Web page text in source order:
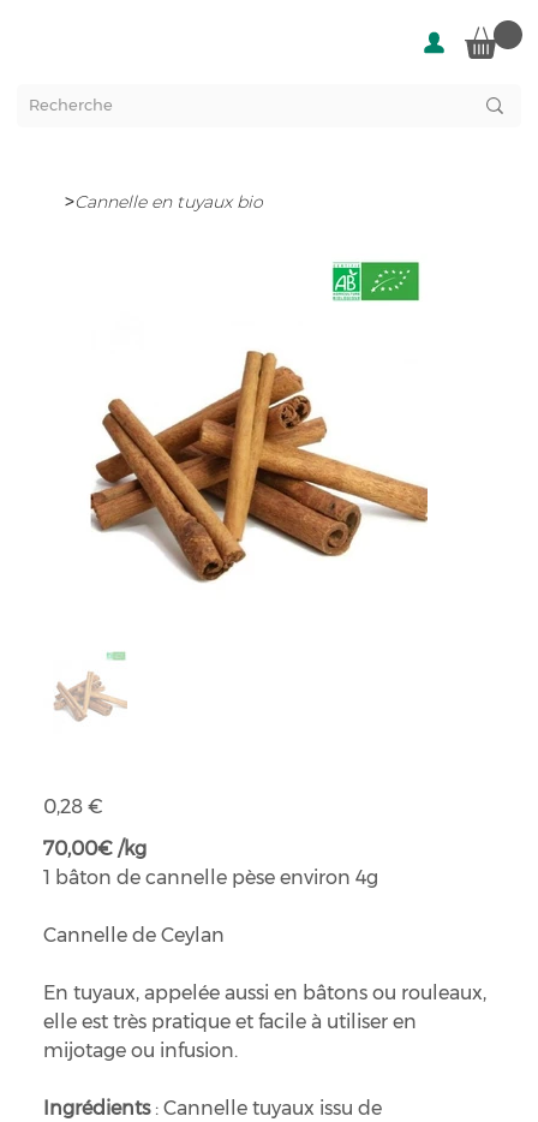
>Cannelle en tuyaux bio
Prix
0,28 €
70,00€ /kg
1 bâton de cannelle pèse environ 4g
Cannelle de Ceylan
En tuyaux, appelée aussi en bâtons ou rouleaux,
elle est très pratique et facile à utiliser en
mijotage ou infusion.
Ingrédients : Cannelle tuyaux issu de